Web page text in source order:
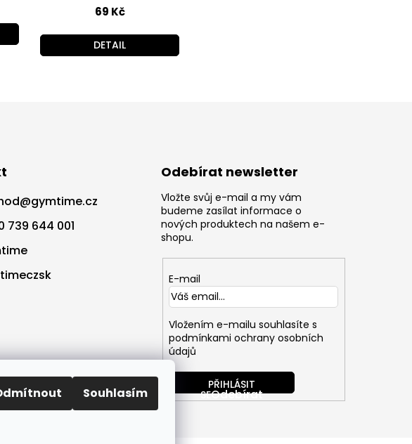
Souhlasím
69 Kč
DETAIL
@gymtime.cz
739 644 001
Odebírat newsletter
Vložte svůj e-mail a my vám
budeme zasílat informace o
nových produktech na našem e-
shopu.
E-mail
Vložením e-mailu souhlasíte s
podmínkami ochrany osobních
údajů
PŘIHLÁSIT
SE